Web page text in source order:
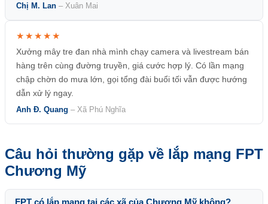
Chị M. Lan – Xuân Mai
★★★★★
Xưởng mây tre đan nhà mình chạy camera và livestream bán
hàng trên cùng đường truyền, giá cước hợp lý. Có lần mạng
chập chờn do mưa lớn, gọi tổng đài buổi tối vẫn được hướng
dẫn xử lý ngay.
Anh Đ. Quang – Xã Phú Nghĩa
Câu hỏi thường gặp về lắp mạng FPT
Chương Mỹ
FPT có lắp mạng tại các xã của Chương Mỹ không?